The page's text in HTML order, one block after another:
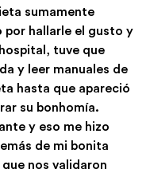
sumamente
por hallarle el gusto y
tuve que
y leer manuales de
hasta que apareció
su bonhomía.
y eso me hizo
de mi bonita
nos validaron